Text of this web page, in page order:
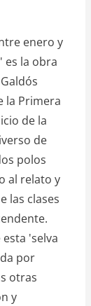
enero y
es la obra
la Primera
de la
de
polos
al relato y
las clases
'selva
por
otras
y